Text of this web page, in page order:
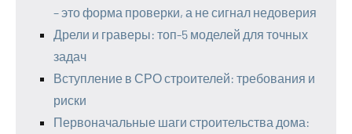
– это форма проверки, а не сигнал недоверия
Дрели и граверы: топ-5 моделей для точных
задач
Вступление в СРО строителей: требования и
риски
Первоначальные шаги строительства дома: